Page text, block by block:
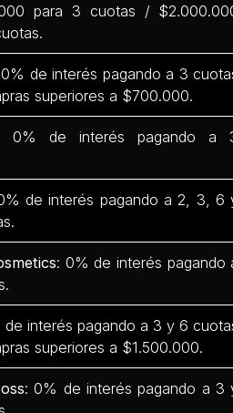
para 3 cuotas /
de interés pagando a 3
superiores a $700.000.
0% de interés pagando a
de interés pagando a 2, 3, 6
: 0% de interés pagando
de interés pagando a 3 y 6
superiores a $1.500.000.
: 0% de interés pagando a 3